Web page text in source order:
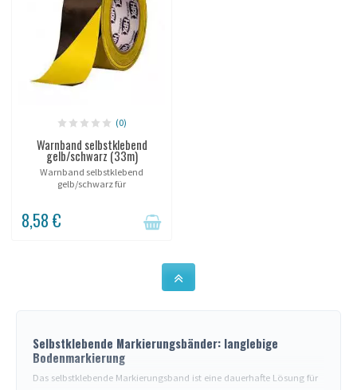
(0)
Warnband selbstklebend
gelb/schwarz (33m)
Warnband selbstklebend
gelb/schwarz für
8,58 €
Selbstklebende Markierungsbänder: langlebige
Bodenmarkierung
Das selbstklebende Markierungsband ist eine dauerhafte Lösung für